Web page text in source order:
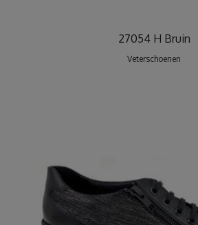
27054 H Bruin
Veterschoenen